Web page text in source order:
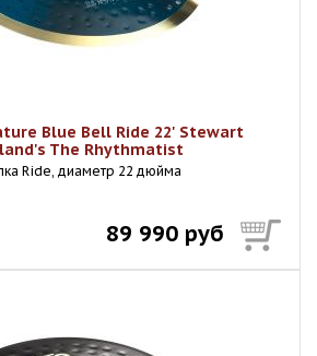
Blue Bell Ride 22' Stewart
The Rhythmatist
Ride, диаметр 22 дюйма
89 990 руб